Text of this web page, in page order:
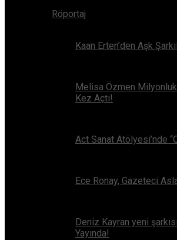
Röportaj
Kaan Erten’den Aşk
Melisa Özmen Milyonluk
Kez Açtı!
Act Sanat Atölyesi’nde
Ece Ronay, Gazeteci
Deniz Kayran yeni
Yayında!